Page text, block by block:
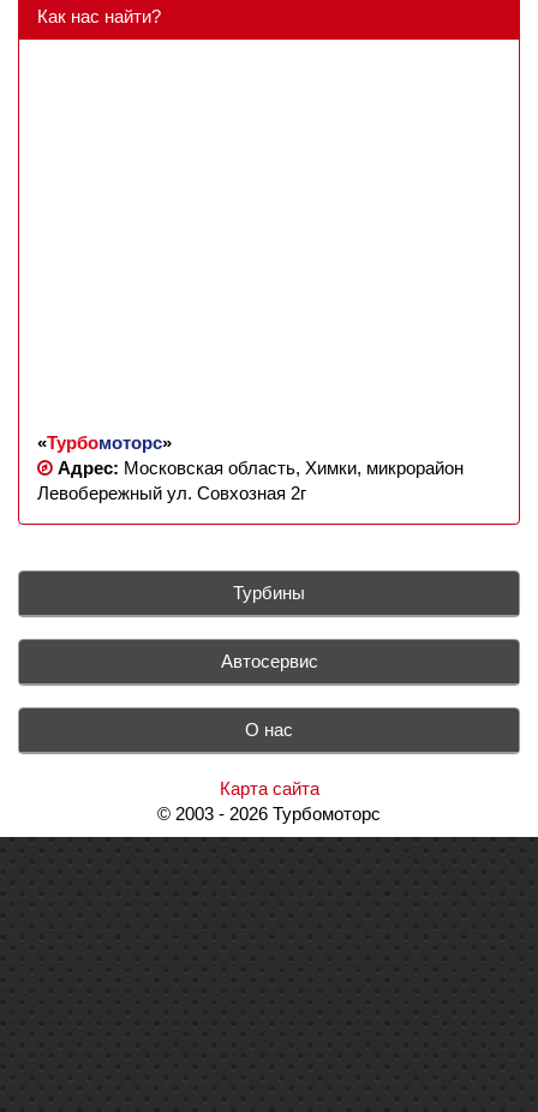
Как нас найти?
«Турбомоторс»
Адрес: Московская область, Химки, микрорайон
Левобережный ул. Совхозная 2г
Турбины
Автосервис
О нас
Карта сайта
© 2003 - 2026 Турбомоторс